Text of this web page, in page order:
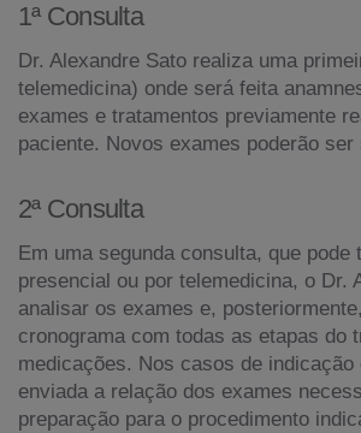
1ª Consulta
Dr. Alexandre Sato realiza uma
telemedicina) onde será feita
exames e tratamentos previamente
paciente. Novos exames poderão ser
2ª Consulta
Em uma segunda consulta, que pode
presencial ou por telemedicina, o Dr.
analisar os exames e,
cronograma com todas as etapas do
medicações. Nos casos de
enviada a relação dos exames
preparação para o procedimento